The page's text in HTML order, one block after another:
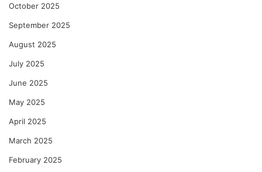
October 2025
September 2025
August 2025
July 2025
June 2025
May 2025
April 2025
March 2025
February 2025